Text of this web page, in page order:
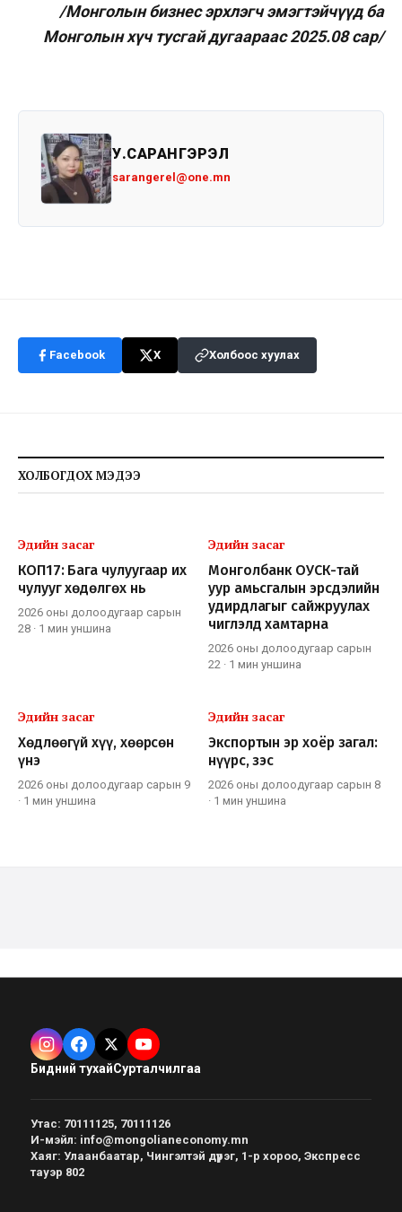
/Монголын бизнес эрхлэгч эмэгтэйчүүд ба
Монголын хүч тусгай дугаараас 2025.08 сар/
У.САРАНГЭРЭЛ
sarangerel@one.mn
Facebook X Холбоос хуулах
ХОЛБОГДОХ МЭДЭЭ
Эдийн засаг
КОП17: Бага чулуугаар их
чулууг хөдөлгөх нь
2026 оны долоодугаар сарын
28 · 1 мин уншина
Эдийн засаг
Монголбанк ОУСК-тай
уур амьсгалын эрсдэлийн
удирдлагыг сайжруулах
чиглэлд хамтарна
2026 оны долоодугаар сарын
22 · 1 мин уншина
Эдийн засаг
Хөдлөөгүй хүү, хөөрсөн
үнэ
2026 оны долоодугаар сарын 9
· 1 мин уншина
Эдийн засаг
Экспортын эр хоёр загал:
нүүрс, зэс
2026 оны долоодугаар сарын 8
· 1 мин уншина
Бидний тухайСурталчилгаа
Утас: 70111125, 70111126
И-мэйл: info@mongolianeconomy.mn
Хаяг: Улаанбаатар, Чингэлтэй дүүрэг, 1-р хороо, Экспресс
тауэр 802